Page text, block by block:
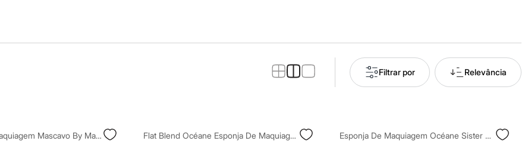
Filtrar por Relevância
Esponja De Maquiagem Mascavo By Mariana Saad Problender Original
Flat Blend Océane Esponja De Maquiagem Azul
Esponja De Maquiagem Océane Sister Blend Azul